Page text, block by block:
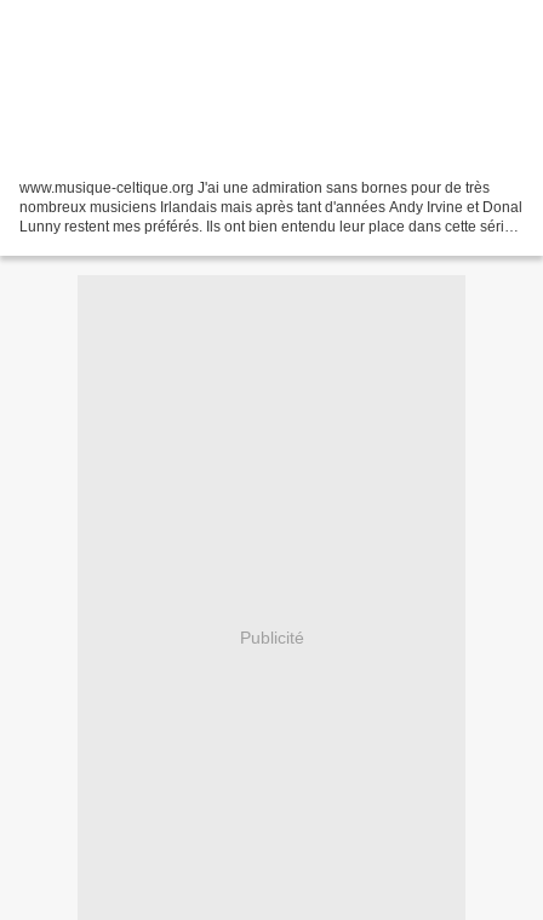
www.musique-celtique.org J'ai une admiration sans bornes pour de très
nombreux musiciens Irlandais mais après tant d'années Andy Irvine et Donal
Lunny restent mes préférés. Ils ont bien entendu leur place dans cette série
Publicité